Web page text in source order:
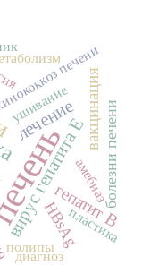
лечение
вирус гепатита Е
гепатит В
вакцинацияболезни печени
HBsAg
печени
полипы
амебиаз
диагноз
пластика
ушивание